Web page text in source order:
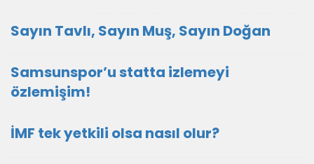
Sayın Tavlı, Sayın Muş, Sayın Doğan
Samsunspor’u statta izlemeyi
özlemişim!
İMF tek yetkili olsa nasıl olur?